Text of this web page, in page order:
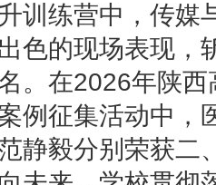
训练营中，传媒
色的现场表现，
。在2026年陕
例征集活动中，
静毅分别荣获二